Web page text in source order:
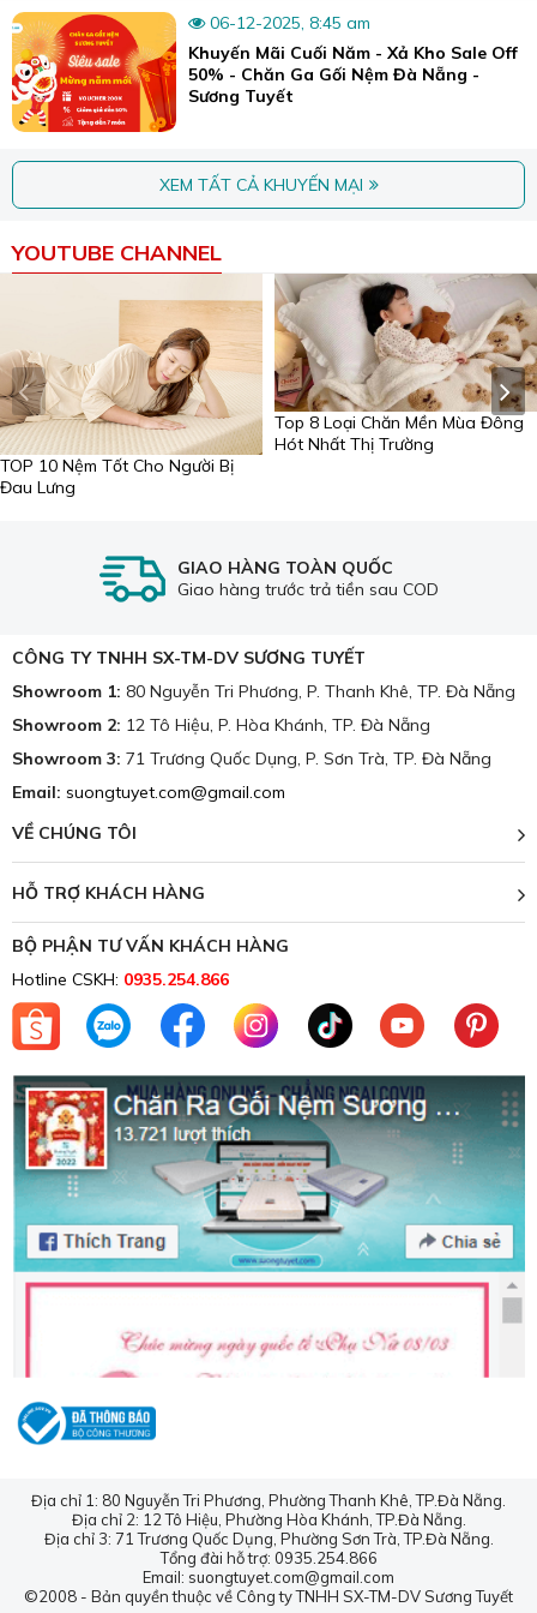
nhiều phong cách nội thất từ cổ điển đến hiện đại, giúp
trang trí không gian trở nên sang trọng hơn.
Các mẫu mã và họa tiết thảm lót sàn nỉ Bali không ngừng đổi mới tạo
ra sự đa dạng, đẹp mắt.
Hình ảnh thảm Bali ngoài thực tế.
Tại Đà Nẵng, nếu quý khách có nhu cầu mua thảm bali
hay thảm lông, thảm khách sạn... thì có thể liên hệ với
cửa hàng chăn ga gối đệm Sương
vị có nhiều năm kinh nghiệm trong lĩnh vực chăn ga gối
06-12-2025, 8:45 am
Khuyến Mãi Cuối Năm - Xả Kho Sale Off
50% - Chăn Ga Gối Nệm Đà Nẵng -
Sương Tuyết
XEM TẤT CẢ KHUYẾN MẠI
YOUTUBE CHANNEL
TOP 10 Nệm Tốt Cho Người Bị
Đau Lưng
Top 8 Loại Chăn Mền Mùa Đông
Hót Nhất Thị Trường
GIAO HÀNG TOÀN QUỐC
Giao hàng trước trả tiền sau COD
CÔNG TY TNHH SX-TM-DV SƯƠNG TUYẾT
Showroom 1: 80 Nguyễn Tri Phương, P. Thanh Khê, TP. Đà Nẵng
Showroom 2: 12 Tô Hiệu, P. Hòa Khánh, TP. Đà Nẵng
Showroom 3: 71 Trương Quốc Dụng, P. Sơn Trà, TP. Đà Nẵng
Email: suongtuyet.com@gmail.com
VỀ CHÚNG TÔI
HỖ TRỢ KHÁCH HÀNG
BỘ PHẬN TƯ VẤN KHÁCH HÀNG
Hotline CSKH: 0935.254.866
Địa chỉ 1: 80 Nguyễn Tri Phương, Phường Thanh Khê, TP.Đà Nẵng.
Địa chỉ 2: 12 Tô Hiệu, Phường Hòa Khánh, TP.Đà Nẵng.
Địa chỉ 3: 71 Trương Quốc Dụng, Phường Sơn Trà, TP.Đà Nẵng.
Tổng đài hỗ trợ: 0935.254.866
Email: suongtuyet.com@gmail.com
©2008 - Bản quyền thuộc về Công ty TNHH SX-TM-DV Sương Tuyết